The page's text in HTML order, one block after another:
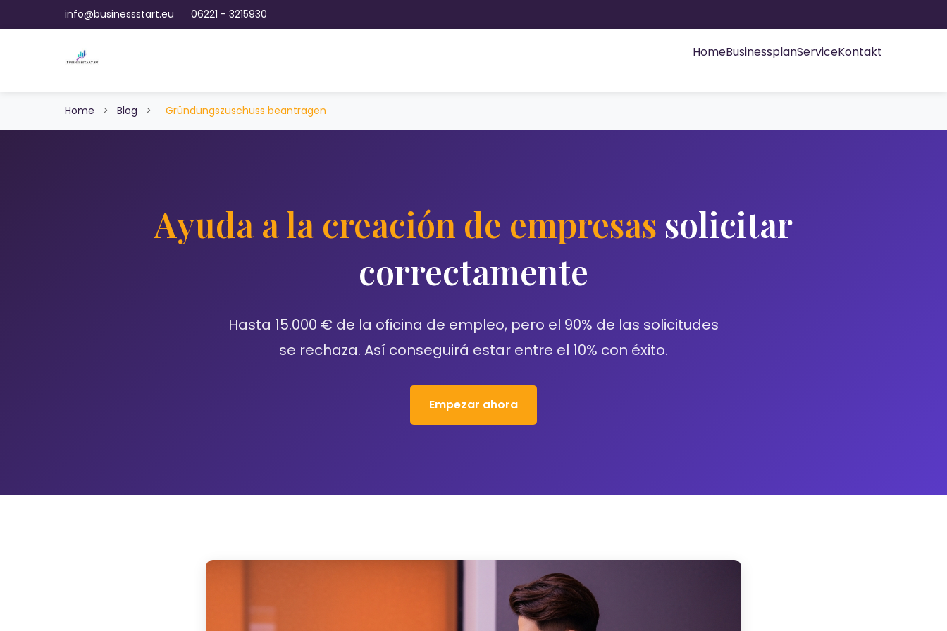
info@businessstart.eu 06221 - 3215930
HomeBusinessplanServiceKontakt
Home > Blog > Gründungszuschuss beantragen
Ayuda a la creación de empresas solicitar
correctamente
Hasta 15.000 € de la oficina de empleo, pero el 90% de las solicitudes
se rechaza. Así conseguirá estar entre el 10% con éxito.
Empezar ahora